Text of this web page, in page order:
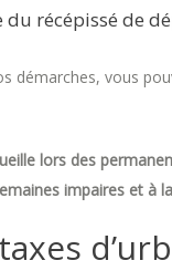
du récépissé de
démarches, vous
lors des
impaires et à